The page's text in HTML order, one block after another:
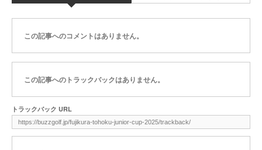
この記事へのコメントはありません。
この記事へのトラックバックはありません。
トラックバック URL